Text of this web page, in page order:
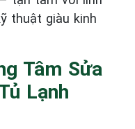
thuật giàu kinh
Tâm Sửa
Lạnh